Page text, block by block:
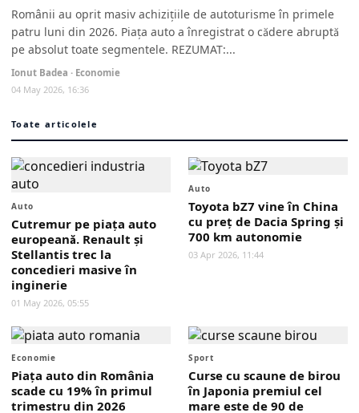
Românii au oprit masiv achizițiile de autoturisme în primele
patru luni din 2026. Piața auto a înregistrat o cădere abruptă
pe absolut toate segmentele. REZUMAT:...
Ionut Badea · Economie
04 May 2026, 16:36
Toate articolele
Auto
Cutremur pe piața auto
europeană. Renault și
Stellantis trec la
concedieri masive în
inginerie
01 May 2026, 05:55
Auto
Toyota bZ7 vine în China
cu preț de Dacia Spring și
700 km autonomie
03 Apr 2026, 11:44
Economie
Piața auto din România
scade cu 19% în primul
trimestru din 2026
Sport
Curse cu scaune de birou
în Japonia premiul cel
mare este de 90 de